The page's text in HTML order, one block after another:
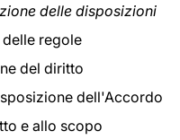
delle disposizioni
regole
del diritto
dell'Accordo
e allo scopo